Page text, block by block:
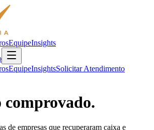
EquipeInsights
EquipeInsightsSolicitar Atendimento
comprovado.
de empresas que recuperaram caixa e